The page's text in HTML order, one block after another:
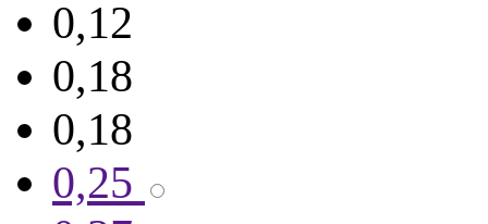
0,12
0,18
0,18
0,25